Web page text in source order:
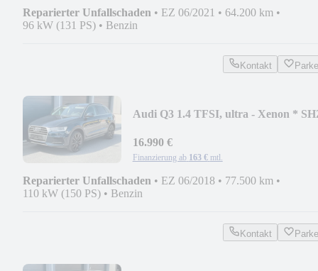
Reparierter Unfallschaden • EZ 06/2021 • 64.200 km •
96 kW (131 PS) • Benzin
Kontakt
Audi Q3 1.4 TFSI, ultra - Xenon *
16.990 €
Finanzierung ab 163 € mtl.
Reparierter Unfallschaden • EZ 06/2018 • 77.500 km •
110 kW (150 PS) • Benzin
Kontakt